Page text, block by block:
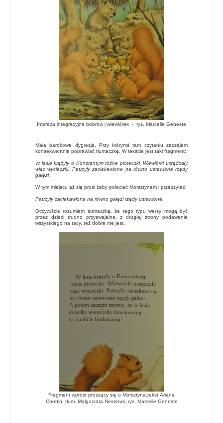
Impreza integracyjna bobrów i wiewiórek - rys. Marcelle Geneste
Mała barokowa dygresja. Przy którymś tam czytaniu zacząłem
konsekwentnie poprawiać tłumaczkę. W tekście jest taki fragment:
W lesie krążyły o Konstantym różne ploteczki. Wiewiórki urządzały
więc wycieczki. Patrzyły zaciekawione na równo ustawione rzędy
gałęzi.
W tym miejscu aż się prosi żeby polecieć Morsztynem i przeczytać:
Patrzyły zaciekawione na równo gałęzi rzędy ustawione.
Oczywiście rozumiem tłumaczkę, że tego typu wersy mogą być
przez dzieci trudno przyswajalne, z drugiej strony podawanie
wszystkiego na tacy, też dobre nie jest.
Fragment wprost proszący się o Morsztyna, tekst Ariane
Chottin, tłum. Małgorzata Nesteruk, rys. Marcelle Geneste